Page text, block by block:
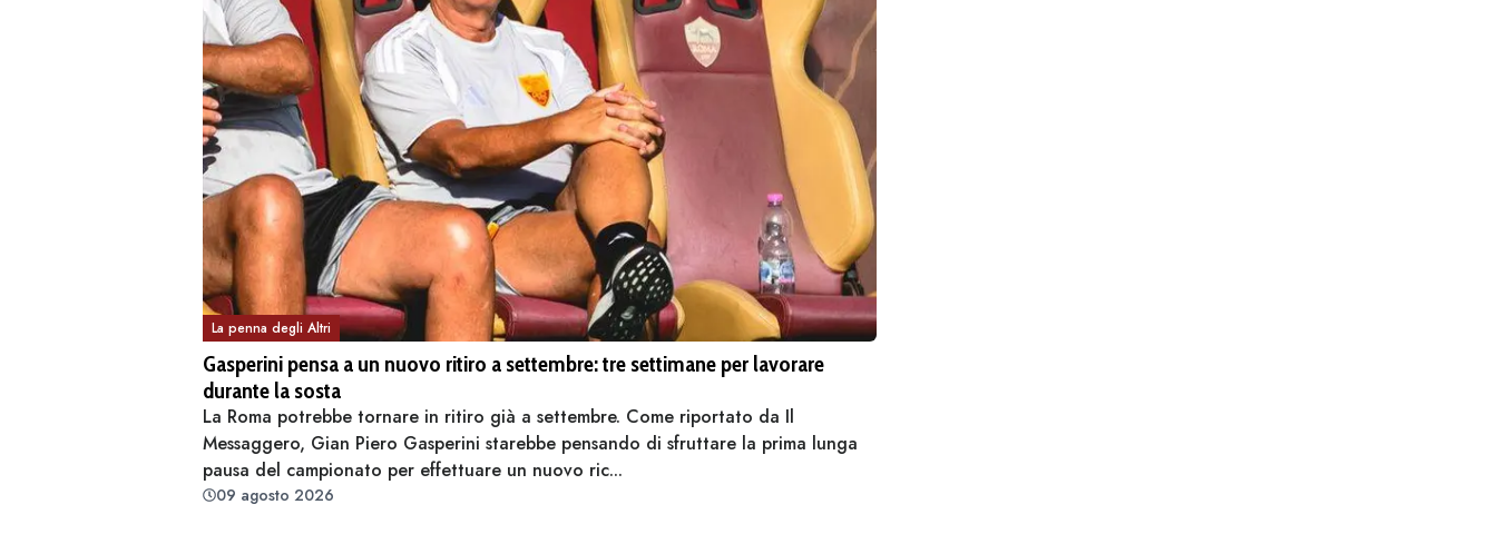
La penna degli Altri
Gasperini pensa a un nuovo ritiro a settembre: tre settimane per lavorare
durante la sosta
La Roma potrebbe tornare in ritiro già a settembre. Come riportato da Il
Messaggero, Gian Piero Gasperini starebbe pensando di sfruttare la prima lunga
pausa del campionato per effettuare un nuovo ric...
09 agosto 2026